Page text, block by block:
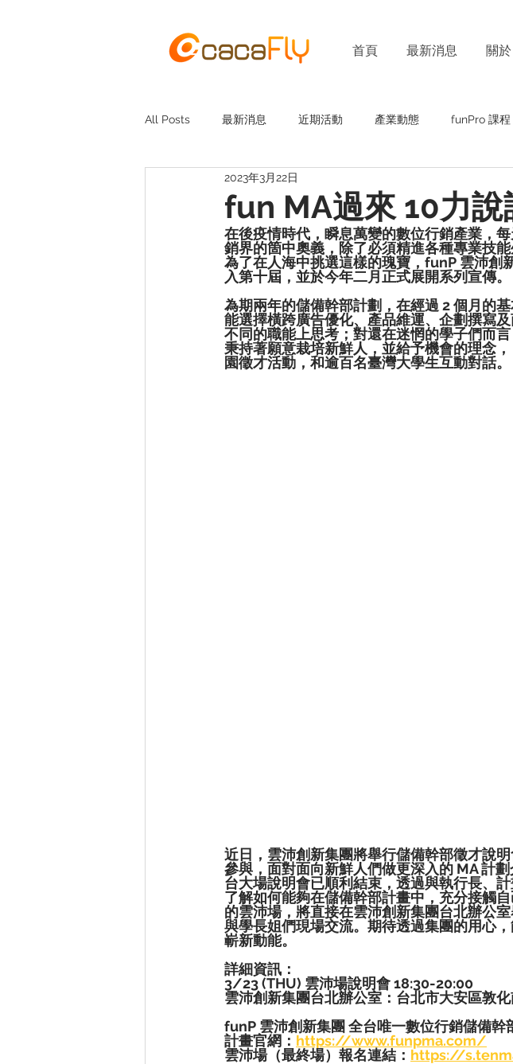
首頁 最新消息 關
All Posts 最新消息 近期活動 產業動態 funPro 課程
fun MA過來 10力說
2023年3月22日
在後疫情時代，瞬息萬變的數位行銷產業，
銷界的箇中奧義，除了必須精進各種專業技
為了在人海中挑選這樣的瑰寶，funP 雲沛創
入第十屆，並於今年二月正式展開系列宣傳。
為期兩年的儲備幹部計劃，在經過 2 個月的
能選擇橫跨廣告優化、產品維運、企劃撰寫
不同的職能上思考；對還在迷惘的學子們而
秉持著願意栽培新鮮人，並給予機會的理念
園徵才活動，和逾百名臺灣大學生互動對話。
近日，雲沛創新集團將舉行儲備幹部徵才說
參與，面對面向新鮮人們做更深入的 MA 計
台大場說明會已順利結束，透過與執行長、
了解如何能夠在儲備幹部計畫中，充分接觸
的雲沛場，將直接在雲沛創新集團台北辦公
與學長姐們現場交流。期待透過集團的用心
嶄新動能。
詳細資訊：
3/23 (THU) 雲沛場說明會 18:30-20:00
雲沛創新集團台北辦公室：台北市大安區敦
funP 雲沛創新集團 全台唯一數位行銷儲備幹
計畫官網： https://www.funpma.com/
雲沛場（最終場）報名連結： https://